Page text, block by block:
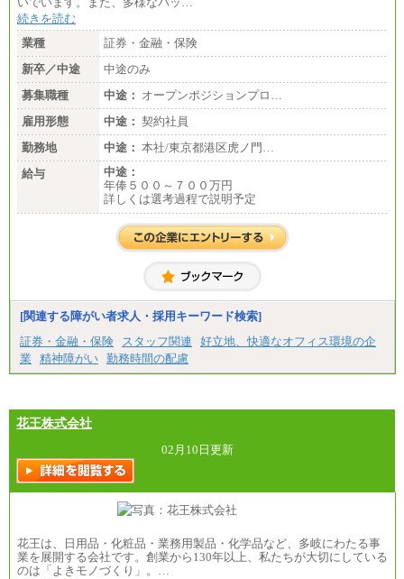
続きを読む
業種
証券・金融・保険
新卒／中途
中途のみ
募集職種
中途： オープンポジションプロ…
雇用形態
中途： 契約社員
勤務地
中途： 本社/東京都港区虎ノ門…
給与
中途：
年俸５００～７００万円
詳しくは選考過程で説明予定
[関連する障がい者求人・採用キーワード検索]
証券・金融・保険
スタッフ関連
好立地、快適なオフィス環境の企
業
精神障がい 勤務時間の配慮
花王株式会社
02月10日更新
花王は、日用品・化粧品・業務用製品・化学品など、多岐にわたる事
業を展開する会社です。創業から130年以上、私たちが大切にしている
のは「よきモノづくり」。…